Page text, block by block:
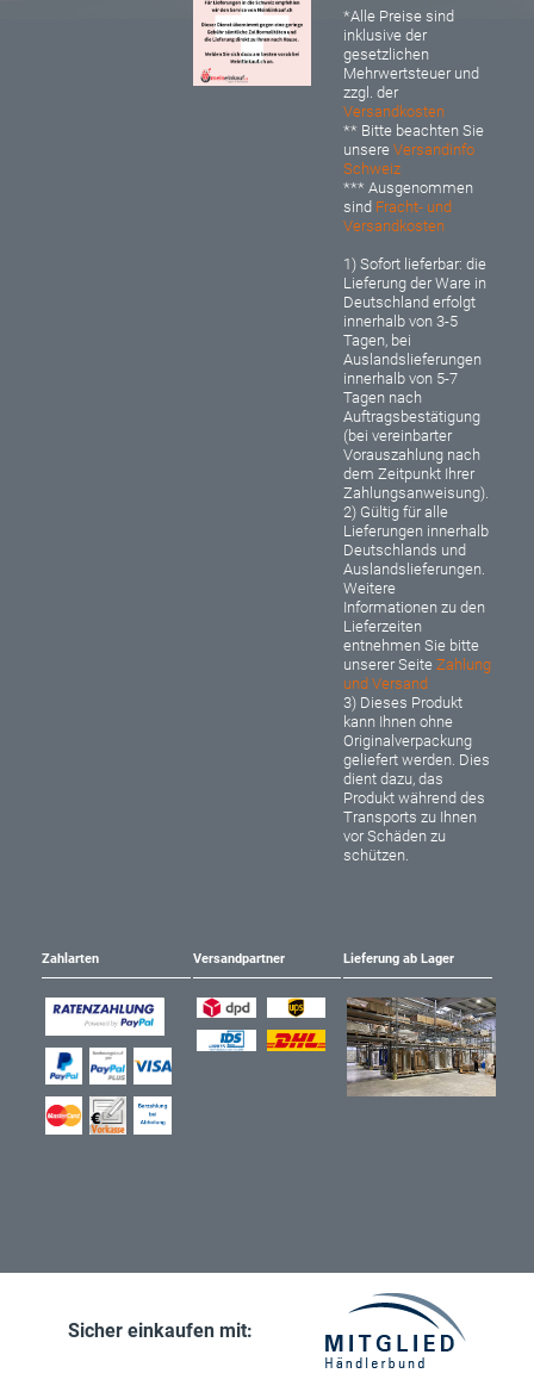
*Alle Preise sind
inklusive der
gesetzlichen
Mehrwertsteuer und
zzgl. der
Versandkosten
** Bitte beachten Sie
unsereVersandinfo
Schweiz
*** Ausgenommen
sind Fracht- und
Versandkosten
1) Sofort lieferbar: die
Lieferung der Ware in
Deutschland erfolgt
innerhalb von 3-5
Tagen, bei
Auslandslieferungen
innerhalb von 5-7
Tagen nach
Auftragsbestätigung
(bei vereinbarter
Vorauszahlung nach
dem Zeitpunkt Ihrer
Zahlungsanweisung).
2) Gültig für alle
Lieferungen innerhalb
Deutschlands und
Auslandslieferungen.
Weitere
Informationen zu den
Lieferzeiten
entnehmen Sie bitte
unserer SeiteZahlung
und Versand
3) Dieses Produkt
kann Ihnen ohne
Originalverpackung
geliefert werden. Dies
dient dazu, das
Produkt während des
Transports zu Ihnen
vor Schäden zu
schützen.
Zahlarten Versandpartner Lieferung ab Lager
Sicher einkaufen mit: